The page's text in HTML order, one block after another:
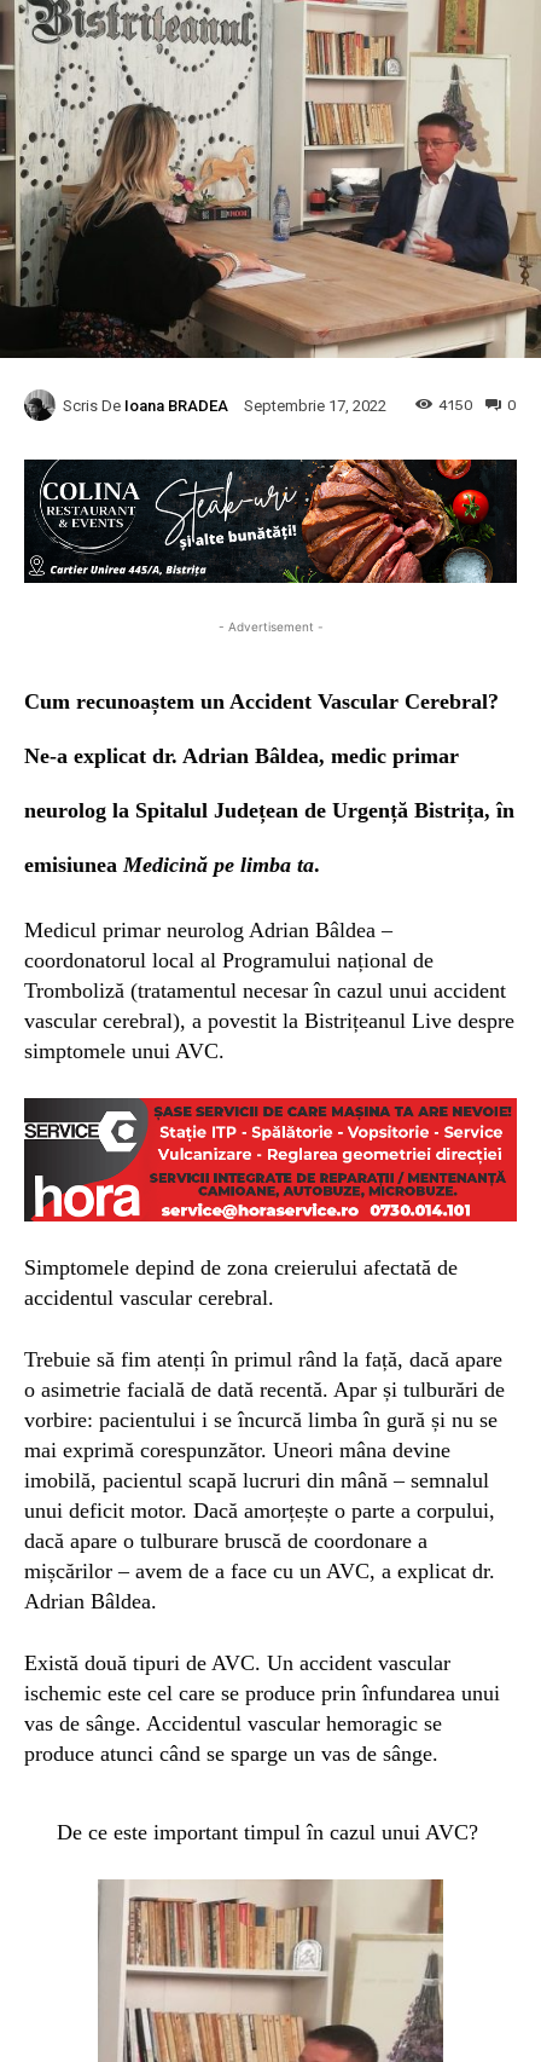
Scris De Ioana BRADEA Septembrie 17, 2022 0
4150
- Advertisement -
Cum recunoaștem un Accident Vascular Cerebral?
Ne-a explicat dr. Adrian Bâldea, medic primar
neurolog la Spitalul Județean de Urgență Bistrița, în
emisiuneaMedicină pe limba ta.
Medicul primar neurolog Adrian Bâldea –
coordonatorul local al Programului național de
Tromboliză (tratamentul necesar în cazul unui accident
vascular cerebral), a povestit la Bistrițeanul Live despre
simptomele unui AVC.
Simptomele depind de zona creierului afectată de
accidentul vascular cerebral.
Trebuie să fim atenți în primul rând la față, dacă apare
o asimetrie facială de dată recentă. Apar și tulburări de
vorbire: pacientului i se încurcă limba în gură și nu se
mai exprimă corespunzător. Uneori mâna devine
imobilă, pacientul scapă lucruri din mână – semnalul
unui deficit motor. Dacă amorțește o parte a corpului,
dacă apare o tulburare bruscă de coordonare a
mișcărilor – avem de a face cu un AVC, a explicat dr.
Adrian Bâldea.
Există două tipuri de AVC. Un accident vascular
ischemic este cel care se produce prin înfundarea unui
vas de sânge. Accidentul vascular hemoragic se
produce atunci când se sparge un vas de sânge.
De ce este important timpul în cazul unui AVC?